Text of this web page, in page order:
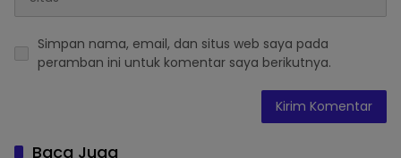
Simpan nama, email, dan situs web saya pada
peramban ini untuk komentar saya berikutnya.
Baca Juga